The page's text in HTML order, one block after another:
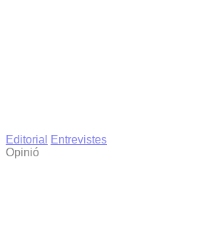
Editorial
Entrevistes
Opinió